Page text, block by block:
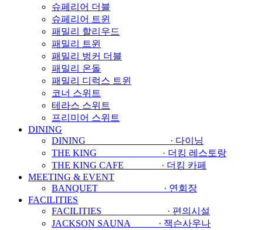
슈페리어 더블
슈페리어 트윈
패밀리 할리우드
패밀리 트윈
패밀리 벙커 더블
패밀리 온돌
패밀리 디럭스 트윈
코너 스위트
테라스 스위트
프리미어 스위트
DINING
DINING · 다이닝
THE KING · 더킹 레스토랑
THE KING CAFE · 더킹 카페
MEETING & EVENT
BANQUET · 연회장
FACILITIES
FACILITIES · 편의시설
JACKSON SAUNA · 잭슨사우나